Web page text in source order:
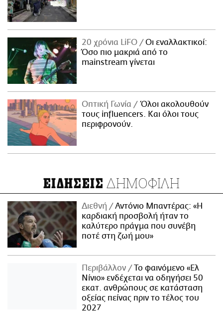
20 χρόνια LiFO
Οι εναλλακτικοί:
Όσο πιο μακριά από το
mainstream γίνεται
Οπτική Γωνία
Όλοι ακολουθούν
τους influencers. Και όλοι τους
περιφρονούν.
ΕΙΔΗΣΕΙΣ ΔΗΜΟΦΙΛΗ
Διεθνή
Αντόνιο Μπαντέρας: «Η
καρδιακή προσβολή ήταν το
καλύτερο πράγμα που συνέβη
ποτέ στη ζωή μου»
Περιβάλλον
Το φαινόμενο «Ελ
Νίνιο» ενδέχεται να οδηγήσει 50
εκατ. ανθρώπους σε κατάσταση
οξείας πείνας πριν το τέλος του
2027